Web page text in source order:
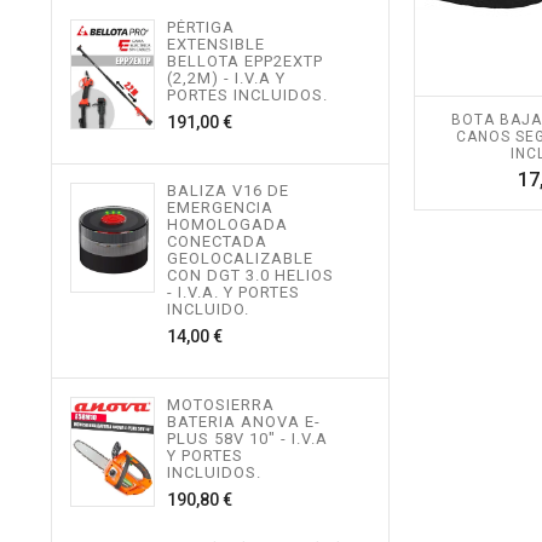
PÉRTIGA
EXTENSIBLE
BELLOTA EPP2EXTP
(2,2M) - I.V.A Y
PORTES INCLUIDOS.
191,00 €Precio
BALIZA V16 DE
EMERGENCIA
HOMOLOGADA
CONECTADA
GEOLOCALIZABLE
CON DGT 3.0 HELIOS
- I.V.A. Y PORTES
INCLUIDO.
14,00 €Precio
MOTOSIERRA
BATERIA ANOVA E-
PLUS 58V 10" - I.V.A
Y PORTES
INCLUIDOS.
190,80 €Precio
BOTA
CANOS